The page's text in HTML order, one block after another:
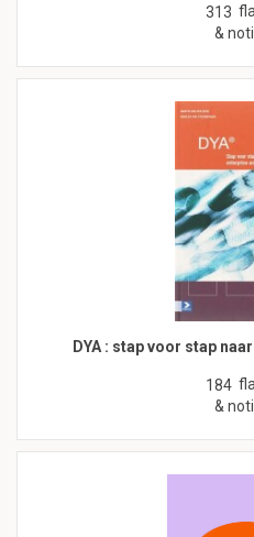
313
&
DYA : stap voor stap
184
&